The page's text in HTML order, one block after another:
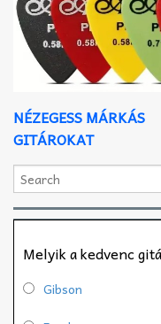
NÉZEGESS MÁRKÁS
GITÁROKAT
Melyik a kedvenc
Gibson